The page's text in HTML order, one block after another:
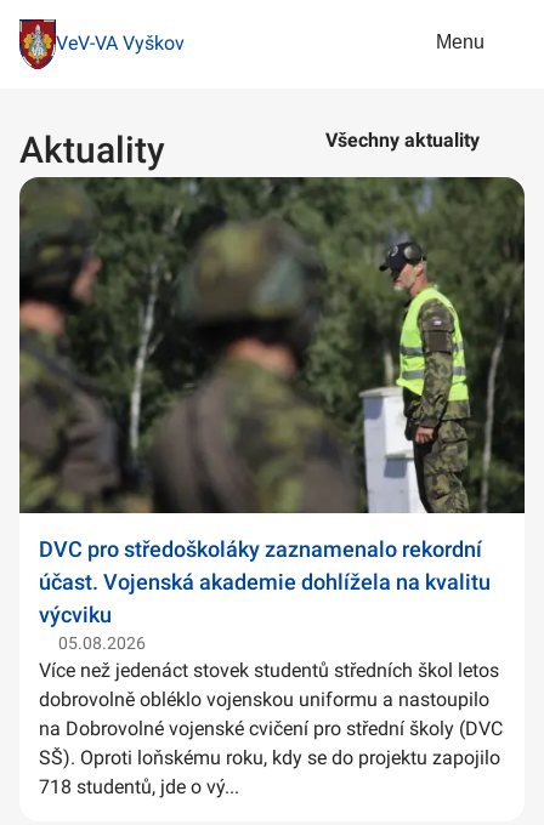
VeV-VA Vyškov Menu
Aktuality Všechny aktuality
DVC pro středoškoláky zaznamenalo rekordní
účast. Vojenská akademie dohlížela na kvalitu
výcviku
05.08.2026
Více než jedenáct stovek studentů středních škol letos
dobrovolně obléklo vojenskou uniformu a nastoupilo
na Dobrovolné vojenské cvičení pro střední školy (DVC
SŠ). Oproti loňskému roku, kdy se do projektu zapojilo
718 studentů, jde o vý...